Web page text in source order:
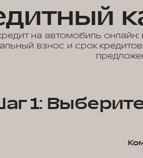
на автомобиль онлайн:
взнос и срок
1: